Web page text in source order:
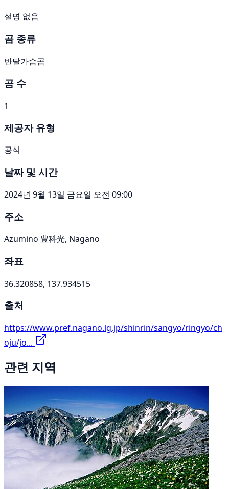
설명 없음
곰 종류
반달가슴곰
곰 수
1
제공자 유형
공식
날짜 및 시간
2024년 9월 13일 금요일 오전 09:00
주소
Azumino 豊科光, Nagano
좌표
36.320858, 137.934515
출처
https://www.pref.nagano.lg.jp/shinrin/sangyo/ringyo/ch
oju/jo...
관련 지역